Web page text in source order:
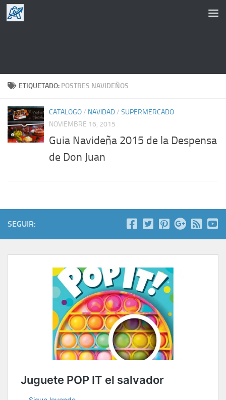
Saltar al contenido
ETIQUETADO: POSTRES NAVIDEÑOS
CATALOGO/ NAVIDAD/ SUPERMERCADO
NOVIEMBRE 16, 2015
Guia Navideña 2015 de la Despensa
de Don Juan
SEGUIR: